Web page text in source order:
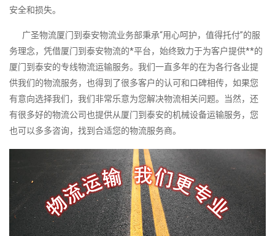
安全和损失。
广圣物流厦门到泰安物流业务部秉承“用心呵护，值得托付”的服
务理念，凭借厦门到泰安物流的*平台，始终致力于为客户提供**的
厦门到泰安的专线物流运输服务。我们一直多年的在为各行各业提
供我们的物流服务，也得到了很多客户的认可和口碑相传，如果您
有意向选择我们，我们非常乐意为您解决物流相关问题。当然，还
有很多好的物流公司也提供从厦门到泰安的机械设备运输服务，您
也可以多多咨询，找到合适您的物流服务商。